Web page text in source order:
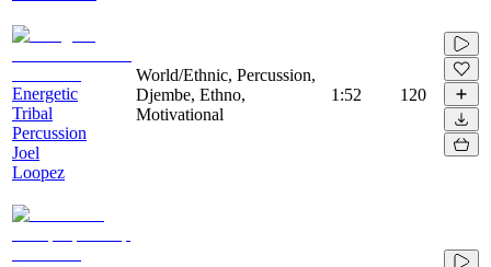
Energetic
Tribal
Percussion
Joel
Loopez
World/Ethnic, Percussion,
Djembe, Ethno,
Motivational
1:52 120